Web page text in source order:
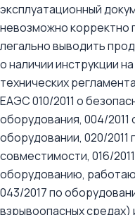
эксплуатационный
невозможно корректно
легально выводить
о наличии инструкции
технических
ЕАЭС 010/2011 о
оборудования, 004/2011
оборудовании, 020/2011
совместимости, 016/
оборудованию,
043/2017 по
взрывоопасных средах)